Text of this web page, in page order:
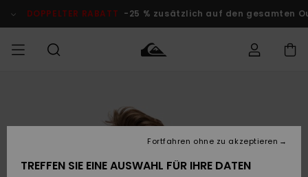
Produktinformation
DOPPELTER RABATT -25 % zusätzlich auf den gesamten
Accessoires
Accessoires
FRAUEN
Brandneu
Männer
Kinder
Männer
Snow Shop
Kinder
Herren
KINDER
zugreifen
TREFFEN SIE EINE AUSWAHL FÜR IHRE DATEN
Fortfahren ohne zu akzeptieren